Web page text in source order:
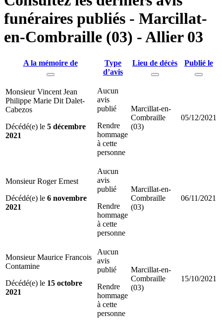
funéraires publiés - Marcillat-
en-Combraille (03) - Allier 03
A la mémoire de
Type
d’avis
Lieu de décès Publié le
Monsieur Vincent Jean
Philippe Marie Dit Dalet-
Cabezos
Décédé(e) le 5 décembre
2021
Aucun
avis
publié
Rendre
hommage
à cette
personne
Marcillat-en-
Combraille
(03)
05/12/2021
Monsieur Roger Ernest
Décédé(e) le 6 novembre
2021
Aucun
avis
publié
Rendre
hommage
à cette
personne
Marcillat-en-
Combraille
(03)
06/11/2021
Monsieur Maurice Francois
Contamine
Décédé(e) le 15 octobre
2021
Aucun
avis
publié
Rendre
hommage
à cette
personne
Marcillat-en-
Combraille
(03)
15/10/2021